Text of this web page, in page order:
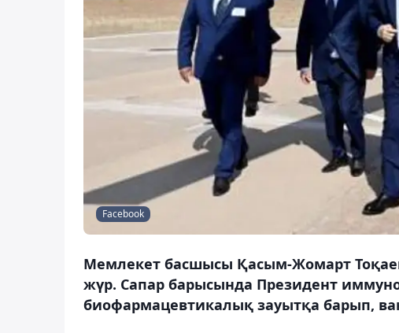
Facebook
Мемлекет басшысы Қасым-Жомарт
жүр. Сапар барысында Президент
биофармацевтикалық зауытқа барып,